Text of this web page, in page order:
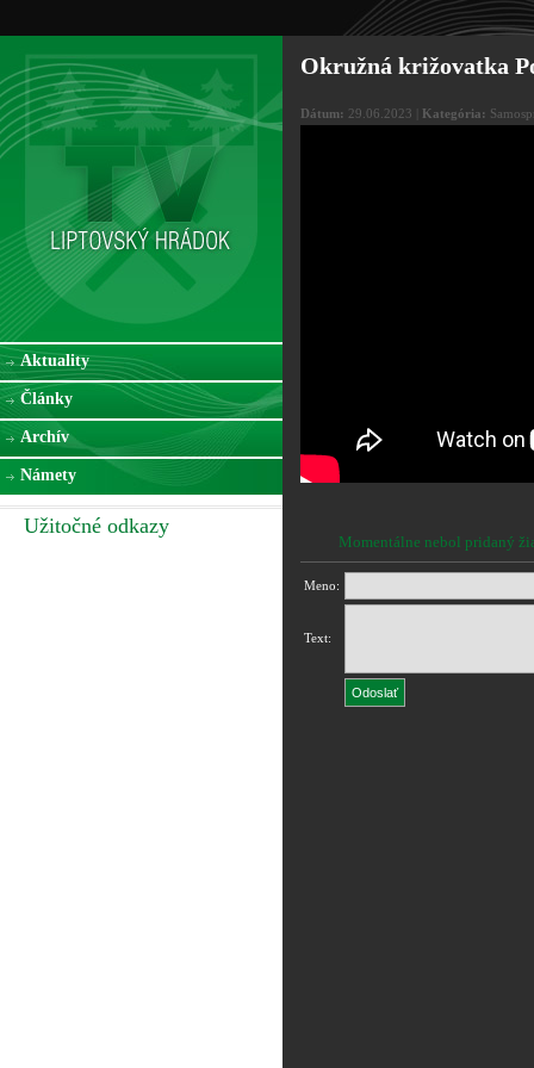
Aktuality
Články
Archív
Námety
Užitočné odkazy
Okružná križovatka
Dátum: 29.06.2023 | Kategória:
Momentálne nebol pridaný
Meno:
Text: